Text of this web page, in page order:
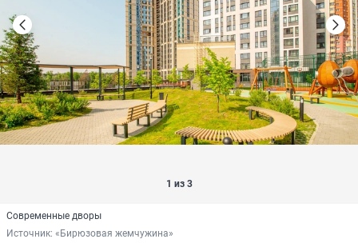
1 из 3
Современные дворы
Источник: «Бирюзовая жемчужина»